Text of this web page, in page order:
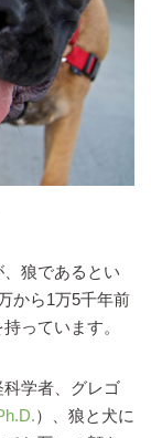
狼であるとい
から1万5千年前
っています。
科学者、グレゴ
）、狼と犬に